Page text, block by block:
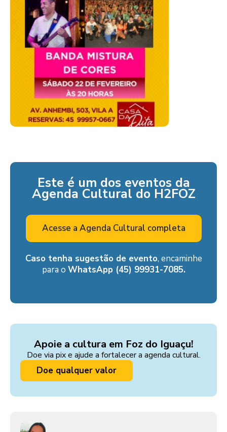
Este é um dos eventos da
Agenda Cultural do H2FOZ
Acesse a Agenda Cultural completa
Caso tenha sugestão de evento, encaminhe
para o WhatsApp (45) 99931-7085.
Apoie a cultura em Foz do Iguaçu!
Doe via pix e ajude a fortalecer a agenda cultural.
Doe qualquer valor